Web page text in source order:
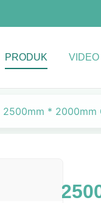
PRODUK VIDEO
2500mm * 2000mm